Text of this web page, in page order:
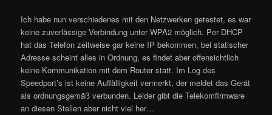
Ich habe nun verschiedenes mit den Netzwerken getestet, es war
keine zuverlässige Verbindung unter WPA2 möglich. Per DHCP
hat das Telefon zeitweise gar keine IP bekommen, bei statischer
Adresse scheint alles in Ordnung, es findet aber offensichtlich
keine Kommunikation mit dem Router statt. Im Log des
Speedport’s ist keine Auffälligkeit vermerkt, der meldet das Gerät
als ordnungsgemäß verbunden. Leider gibt die Telekomfirmware
an diesen Stellen aber nicht viel her…